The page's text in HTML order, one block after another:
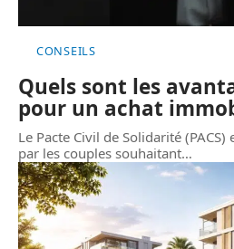
CONSEILS
Quels sont les
pour un achat
Le Pacte Civil de Solidarité
par les couples souhaitant…